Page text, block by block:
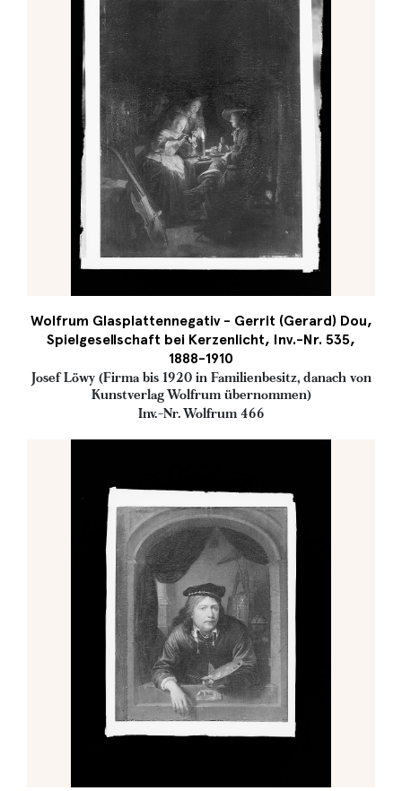
Wolfrum Glasplattennegativ - Gerrit (Gerard) Dou,
Spielgesellschaft bei Kerzenlicht, Inv.-Nr. 535,
1888-1910
Josef Löwy (Firma bis 1920 in Familienbesitz, danach von
Kunstverlag Wolfrum übernommen)
Inv.-Nr. Wolfrum 466